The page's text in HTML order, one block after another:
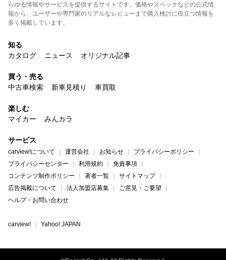
らゆる情報やサービスを提供するサイトです。価格やスペックなどの公式情
報から、ユーザーや専門家のリアルなレビューまで購入検討に役立つ情報を
多く掲載しています。
知る
カタログ
ニュース オリジナル記事
買う・売る
中古車検索
新車見積り 車買取
楽しむ
マイカー
みんカラ
サービス
carview!について 運営会社 お知らせ
プライバシーポリシー
プライバシーセンター
利用規約
免責事項
コンテンツ制作ポリシー
著者一覧
サイトマップ
広告掲載について
法人加盟店募集
ご意見・ご要望
ヘルプ・お問い合わせ
carview! Yahoo! JAPAN